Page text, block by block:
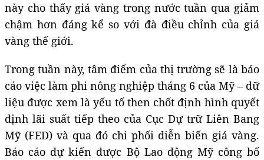
này cho thấy giá vàng trong nước tuần qua giảm
chậm hơn đáng kể so với đà điều chỉnh của giá
vàng thế giới.
Trong tuần này, tâm điểm của thị trường sẽ là báo
cáo việc làm phi nông nghiệp tháng 6 của Mỹ – dữ
liệu được xem là yếu tố then chốt định hình quyết
định lãi suất tiếp theo của Cục Dự trữ Liên Bang
Mỹ (FED) và qua đó chi phối diễn biến giá vàng.
Báo cáo dự kiến được Bộ Lao động Mỹ công bố